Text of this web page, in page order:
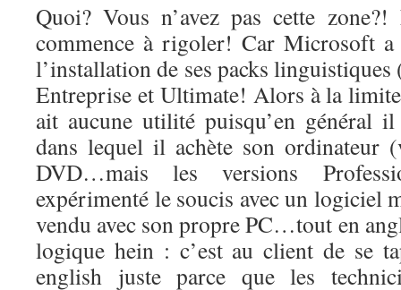
Quoi? Vous n’avez pas cette
commence à rigoler! Car Microsoft
l’installation de ses packs
Entreprise et Ultimate! Alors à la
ait aucune utilité puisqu’en général
dans lequel il achète son ordinateur
DVD…mais les versions
expérimenté le soucis avec un logiciel
vendu avec son propre PC…tout en
logique hein : c’est au client de se
english juste parce que les